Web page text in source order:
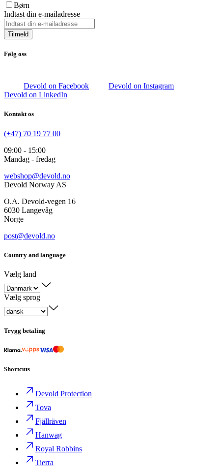
Børn
Indtast din e-mailadresse
Tilmeld
Følg oss
Devold on Facebook
Devold on Instagram
Devold on LinkedIn
Kontakt os
(+47) 70 19 77 00
09:00 - 15:00
Mandag - fredag
webshop@devold.no
Devold Norway AS
O.A. Devold-vegen 16
6030 Langevåg
Norge
post@devold.no
Country and language
Vælg land
Vælg sprog
Trygg betaling
Shortcuts
Devold Protection
Tova
Fjällräven
Hanwag
Royal Robbins
Tierra